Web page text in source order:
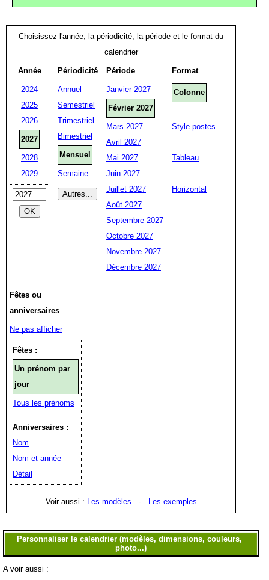
Choisissez l'année, la périodicité, la période et le format du
calendrier
Année
2024
2025
2026
2027
2028
2029
Périodicité
Annuel
Semestriel
Trimestriel
Bimestriel
Mensuel
Semaine
Période
Janvier 2027
Février 2027
Mars 2027
Avril 2027
Mai 2027
Juin 2027
Juillet 2027
Août 2027
Septembre 2027
Octobre 2027
Novembre 2027
Décembre 2027
Format
Colonne
Style postes
Tableau
Horizontal
Fêtes ou
anniversaires
Ne pas afficher
Fêtes :
Un prénom par
jour
Tous les prénoms
Anniversaires :
Nom
Nom et année
Détail
Voir aussi : Les modèles - Les exemples
A voir aussi :